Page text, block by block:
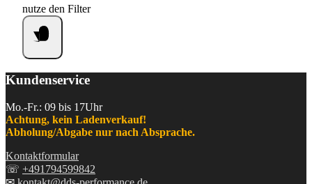
nutze den Filter
Kundenservice
Mo.-Fr.: 09 bis 17Uhr
Achtung, kein Ladenverkauf!
Abholung/Abgabe nur nach Absprache.
Kontaktformular
☏ +491794599842